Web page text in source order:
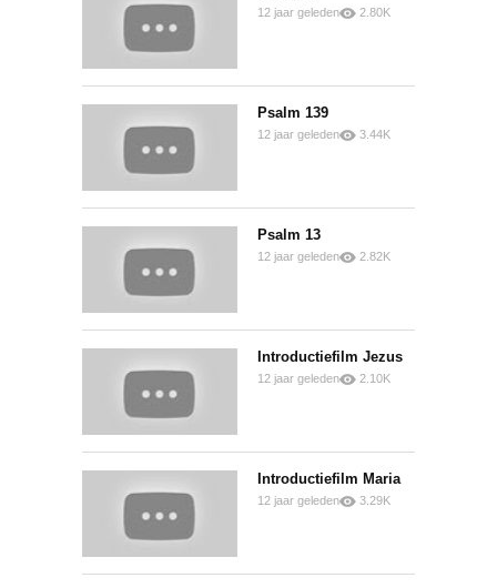
12 jaar geleden
2.80K
Psalm 139
12 jaar geleden
3.44K
Psalm 13
12 jaar geleden
2.82K
Introductiefilm Jezus
12 jaar geleden
2.10K
Introductiefilm Maria
12 jaar geleden
3.29K